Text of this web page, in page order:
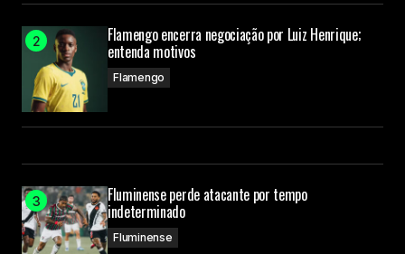
Flamengo encerra negociação por Luiz Henrique;
entenda motivos
Flamengo
Fluminense perde atacante por tempo
indeterminado
Fluminense